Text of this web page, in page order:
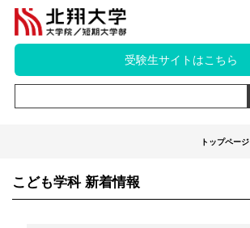
受験生サイトはこちら
トップページ
こども学科 新着情報